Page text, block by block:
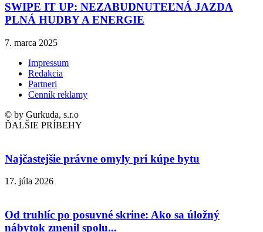
SWIPE IT UP: NEZABUDNUTEĽNÁ JAZDA
PLNÁ HUDBY A ENERGIE
7. marca 2025
Impressum
Redakcia
Partneri
Cenník reklamy
© by Gurkuda, s.r.o
ĎALŠIE PRÍBEHY
Najčastejšie právne omyly pri kúpe bytu
17. júla 2026
Od truhlíc po posuvné skrine: Ako sa úložný
nábytok zmenil spolu...